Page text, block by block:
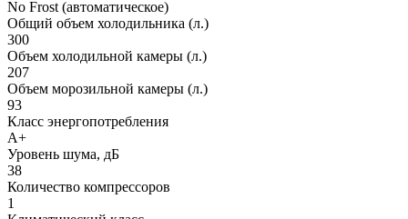
No Frost (автоматическое)
Общий объем холодильника (л.)
300
Объем холодильной камеры (л.)
207
Объем морозильной камеры (л.)
93
Класс энергопотребления
A+
Уровень шума, дБ
38
Количество компрессоров
1